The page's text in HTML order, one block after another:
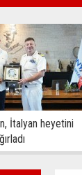
İtalyan heyetini